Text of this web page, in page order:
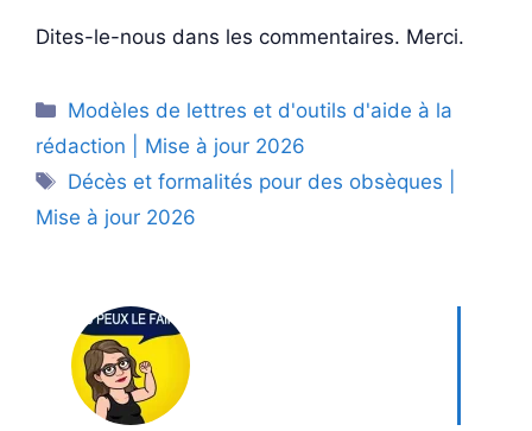
Dites-le-nous dans les commentaires. Merci.
Catégories
Modèles de lettres et d'outils d'aide à la
rédaction | Mise à jour 2026
Étiquettes
Décès et formalités pour des obsèques |
Mise à jour 2026